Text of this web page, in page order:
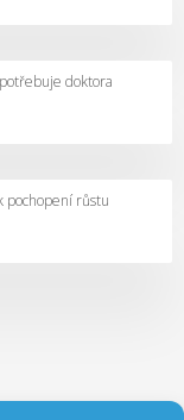
doktora
pochopení růstu